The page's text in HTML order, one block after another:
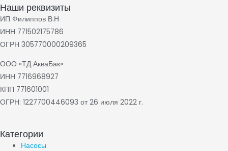
Наши реквизиты
ИП Филиппов В.Н
ИНН 771502175786
ОГРН 305770000209365
ООО «ТД АкваБак»
ИНН 7716968927
КПП 771601001
ОГРН: 1227700446093 от 26 июля 2022 г.
Категории
Насосы